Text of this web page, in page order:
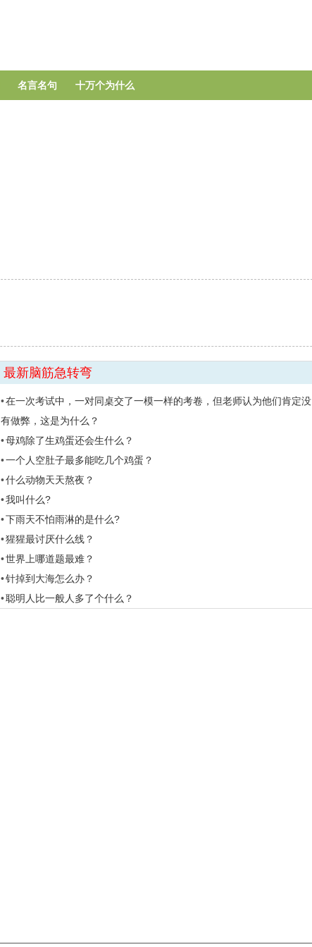
要
内
名言名句 十万个为什么
最新脑筋急转弯
在一次考试中，一对同桌交了一模一样的考卷，但老师认为他们肯定没
有做弊，这是为什么？
母鸡除了生鸡蛋还会生什么？
一个人空肚子最多能吃几个鸡蛋？
什么动物天天熬夜？
我叫什么?
下雨天不怕雨淋的是什么?
猩猩最讨厌什么线？
世界上哪道题最难？
针掉到大海怎么办？
聪明人比一般人多了个什么？